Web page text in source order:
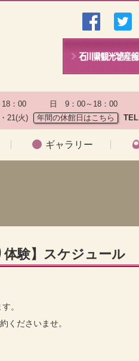
18：00　　　日　9：00～18：00
21(火) 年間の休館日はこちら TEL
ギャラリー
体験】スケジュール
。
くださいませ。